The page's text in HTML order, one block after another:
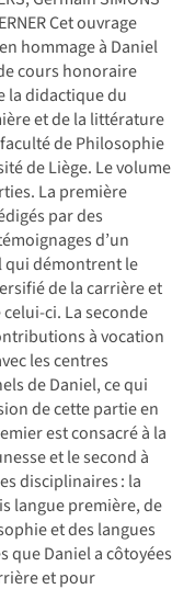
Cet ouvrage
hommage à Daniel
cours honoraire
la didactique du
et de la littérature
de Philosophie
de Liège. Le volume
La première
par des
d’un
démontrent le
de la carrière et
ci. La seconde
à vocation
les centres
de Daniel, ce qui
de cette partie en
est consacré à la
et le second à
disciplinaires : la
langue première, de
et des langues
que Daniel a côtoyées
et pour